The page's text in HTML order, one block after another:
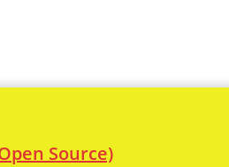
Source)